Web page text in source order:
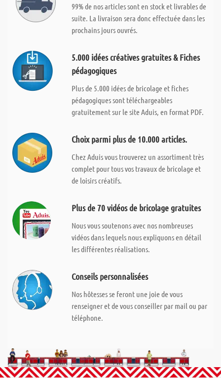
99% de nos articles sont en stock et livrables de
suite. La livraison sera donc effectuée dans les
prochains jours ouvrés.
5.000 idées créatives gratuites & Fiches
pédagogiques
Plus de 5.000 idées de bricolage et fiches
pédagogiques sont téléchargeables
gratuitement sur le site Aduis, en format PDF.
Choix parmi plus de 10.000 articles.
Chez Aduis vous trouverez un assortiment très
complet pour tous vos travaux de bricolage et
de loisirs créatifs.
Plus de 70 vidéos de bricolage gratuites
Nous vous soutenons avec nos nombreuses
vidéos dans lequels nous expliquons en détail
les différentes réalisations.
Conseils personnalisées
Nos hôtesses se feront une joie de vous
renseigner et de vous conseiller par mail ou par
téléphone.